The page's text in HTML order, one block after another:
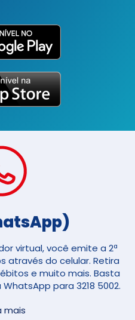
virtual, você emite a 2ª
através do celular. Retira
e muito mais. Basta
para 3218 5002.
mais